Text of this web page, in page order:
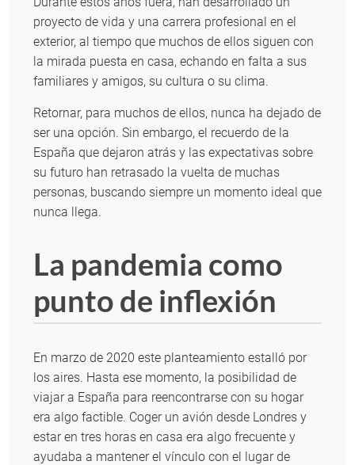
proyecto de vida y una carrera profesional en el
exterior, al tiempo que muchos de ellos siguen con
la mirada puesta en casa, echando en falta a sus
familiares y amigos, su cultura o su clima.
Retornar, para muchos de ellos, nunca ha dejado de
ser una opción. Sin embargo, el recuerdo de la
España que dejaron atrás y las expectativas sobre
su futuro han retrasado la vuelta de muchas
personas, buscando siempre un momento ideal que
nunca llega.
La pandemia como
punto de inflexión
En marzo de 2020 este planteamiento estalló por
los aires. Hasta ese momento, la posibilidad de
viajar a España para reencontrarse con su hogar
era algo factible. Coger un avión desde Londres y
estar en tres horas en casa era algo frecuente y
ayudaba a mantener el vínculo con el lugar de